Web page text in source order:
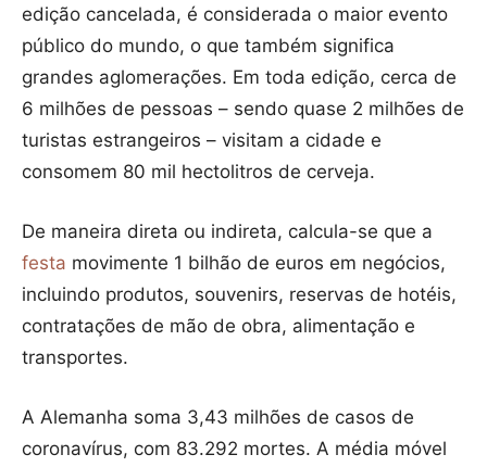
edição cancelada, é considerada o maior evento
público do mundo, o que também significa
grandes aglomerações. Em toda edição, cerca de
6 milhões de pessoas – sendo quase 2 milhões de
turistas estrangeiros – visitam a cidade e
consomem 80 mil hectolitros de cerveja.
De maneira direta ou indireta, calcula-se que a
festa movimente 1 bilhão de euros em negócios,
incluindo produtos, souvenirs, reservas de hotéis,
contratações de mão de obra, alimentação e
transportes.
A Alemanha soma 3,43 milhões de casos de
coronavírus, com 83.292 mortes. A média móvel